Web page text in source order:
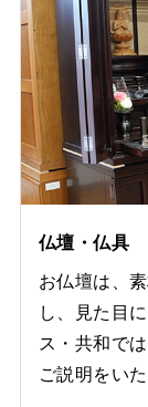
仏壇・仏具
お仏壇は、
し、見た目
ス・共和で
ご説明をいた